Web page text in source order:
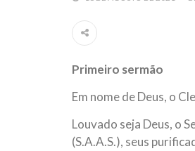
10 DE NOVEMBRO DE
Em nome de Deus, o
Hussein Ibn Ali Ibn Abi
Primeiro sermão
Em nome de Deus, o
Louvado seja Deus, o
(S.A.A.S.), seus